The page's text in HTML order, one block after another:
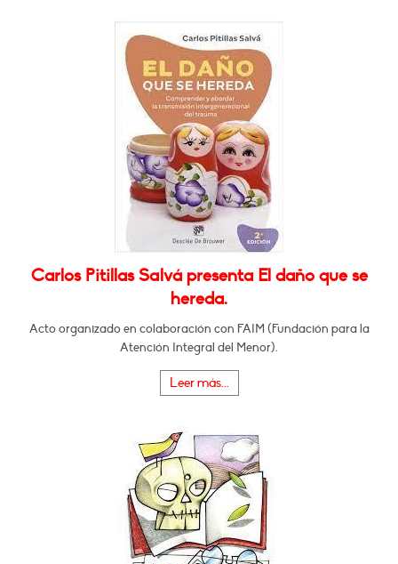
Carlos Pitillas Salvá presenta El daño que se
hereda.
Acto organizado en colaboración con FAIM (Fundación para la
Atención Integral del Menor).
Leer más...